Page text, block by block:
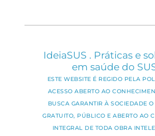
IdeiaSUS . Práticas e
em saúde do
ESTE WEBSITE É REGIDO PELA
ACESSO ABERTO AO
BUSCA GARANTIR À SOCIEDADE O
GRATUITO, PÚBLICO E ABERTO AO
INTEGRAL DE TODA OBRA